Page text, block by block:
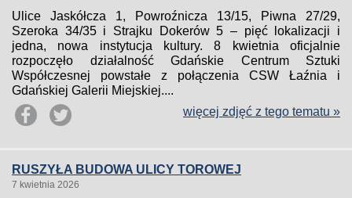
Ulice Jaskółcza 1, Powroźnicza 13/15, Piwna 27/29,
Szeroka 34/35 i Strajku Dokerów 5 – pięć lokalizacji i
jedna, nowa instytucja kultury. 8 kwietnia oficjalnie
rozpoczęło działalność Gdańskie Centrum Sztuki
Współczesnej powstałe z połączenia CSW Łaźnia i
Gdańskiej Galerii Miejskiej....
więcej zdjęć z tego tematu »
RUSZYŁA BUDOWA ULICY TOROWEJ
7 kwietnia 2026